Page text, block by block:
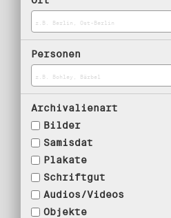
Personen
Archivalienart
Bilder
Samisdat
Plakate
Schriftgut
Audios/Videos
Objekte